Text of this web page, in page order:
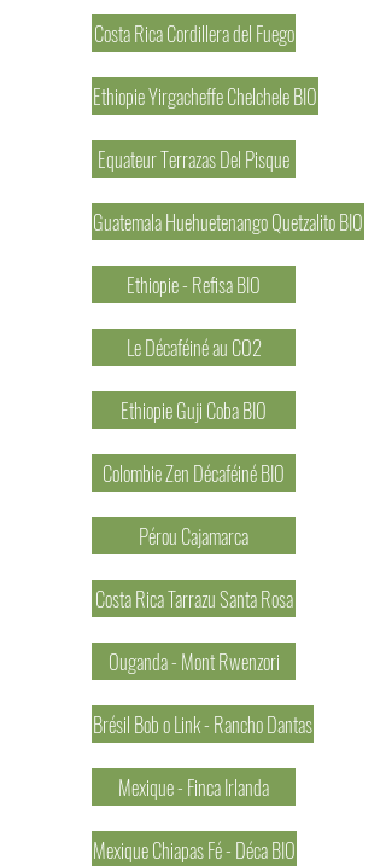
Costa Rica Cordillera del Fuego
Ethiopie Yirgacheffe Chelchele BIO
Equateur Terrazas Del Pisque
Guatemala Huehuetenango Quetzalito BIO
Ethiopie - Refisa BIO
Le Décaféiné au CO2
Ethiopie Guji Coba BIO
Colombie Zen Décaféiné BIO
Pérou Cajamarca
Costa Rica Tarrazu Santa Rosa
Ouganda - Mont Rwenzori
Brésil Bob o Link - Rancho Dantas
Mexique - Finca Irlanda
Mexique Chiapas Fé - Déca BIO